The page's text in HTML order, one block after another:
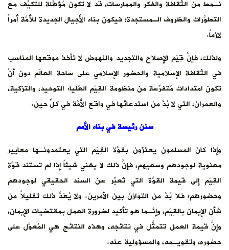
نـمط من الثقافة والفكر والممارسات، قد لا تكون مُؤهَّلة للتكيُّف مع
التطوُّرات والظروف الـمستجدة؛ فيكون بناء الأجيال الجديدة للأُمَّة أمراً
لازماً.
ولذلك، فإنَّ قِيَم الإصلاح والتجديد والنهوض لا تأخذ موقعها المناسب
في الثقافة الإسلامية والحضور الإسلامي على ساحة العالَم دون أنْ
تكون امتدادات مُتفرِّعة من منظومة القِيَم العُليا: التوحيد، والتزكية،
والعمران، التي لا بُدَّ من استدعائها في واقع الأُمَّة في كلِّ حين.
سنن رئيسة في بناء الأمم
وإذا كان المسلمون يعتزّون بقوَّة القِيَم التي يعتمدونـها معايير
معنوية لوجودهم وسعيهم، فإنَّ ذلك لا يغني شيئاً إذا لم تستند قوَّة
القِيَم إلى قيمة القوَّة التي تُعبِّر عن السند الحقيقي لوجودهم
وحضورهم؛ فلا بُدَّ من التوازن بين الأمرين. ولا يُعَدُّ ذلك تقليلاً من
شأن الإيمان بالقِيَم، وإنَّـما هو تأكيد لضرورة العمل بمقتضيات الإيمان،
وإنَّ قيمة العمل تتمثَّل في نتائجه، وهذه النتائج هي المُعوَّل على
حضوره، وتقويـمه، والمسؤولية عنه.